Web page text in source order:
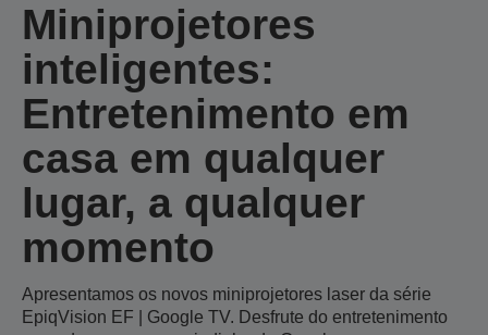
Miniprojetores
inteligentes:
Entretenimento em
casa em qualquer
lugar, a qualquer
momento
Apresentamos os novos miniprojetores laser da série
EpiqVision EF | Google TV. Desfrute do entretenimento